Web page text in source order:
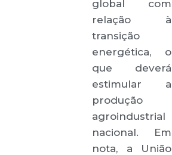
global com
relação à
transição
energética, o
que deverá
estimular a
produção
agroindustrial
nacional. Em
nota, a União